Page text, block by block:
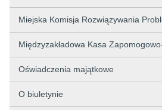
Miejska Komisja Rozwiązywania
Międzyzakładowa Kasa
Oświadczenia majątkowe
O biuletynie